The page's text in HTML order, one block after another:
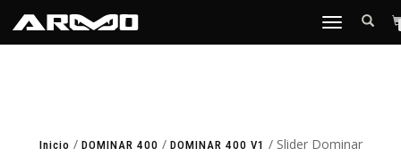
TOGGLE
Inicio / DOMINAR 400 / DOMINAR 400 V1 / Slider Dominar